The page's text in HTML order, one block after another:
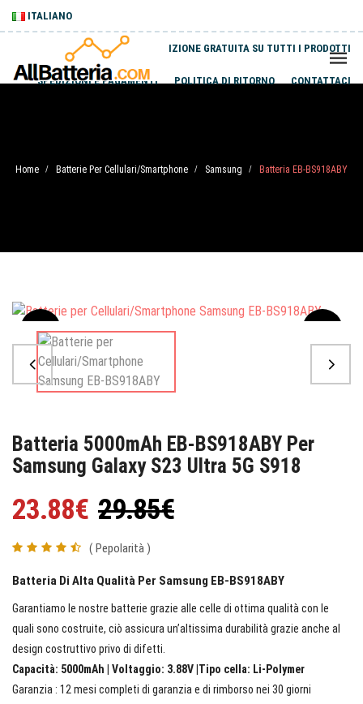
ITALIANO
SPEDIZIONE GRATUITA SU TUTTI I PRODOTTI
SPEDIZIONI E PAGAMENTI POLITICA DI RITORNO CONTATTACI
Home / Batterie Per Cellulari/Smartphone / Samsung / Batteria EB-BS918ABY
Sale
Batteria 5000mAh EB-BS918ABY Per
Samsung Galaxy S23 Ultra 5G S918
23.88€ 29.85€
( Pepolarità )
Batteria Di Alta Qualità Per Samsung EB-BS918ABY
Garantiamo le nostre batterie grazie alle celle di ottima qualità con le
quali sono costruite, ciò assicura un’altissima durabilità grazie anche al
design costruttivo privo di difetti.
Capacità: 5000mAh | Voltaggio: 3.88V |Tipo cella: Li-Polymer
Garanzia : 12 mesi completi di garanzia e di rimborso nei 30 giorni